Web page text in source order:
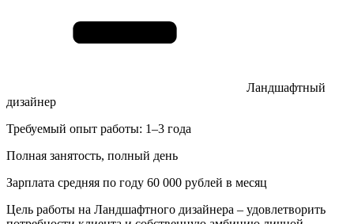
Ландшафтный
дизайнер
Требуемый опыт работы: 1–3 года
Полная занятость, полный день
Зарплата средняя по году 60 000 рублей в месяц
Цель работы на Ландшафтного дизайнера – удовлетворить